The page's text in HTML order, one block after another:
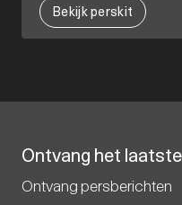
Bekijk perskit
Ontvang het
Ontvang persberichten